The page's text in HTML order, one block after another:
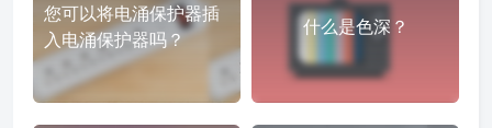
您可以将电涌保护器插
入电涌保护器吗？
什么是色深？